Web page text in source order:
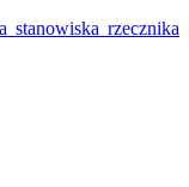
stanowiska rzecznika